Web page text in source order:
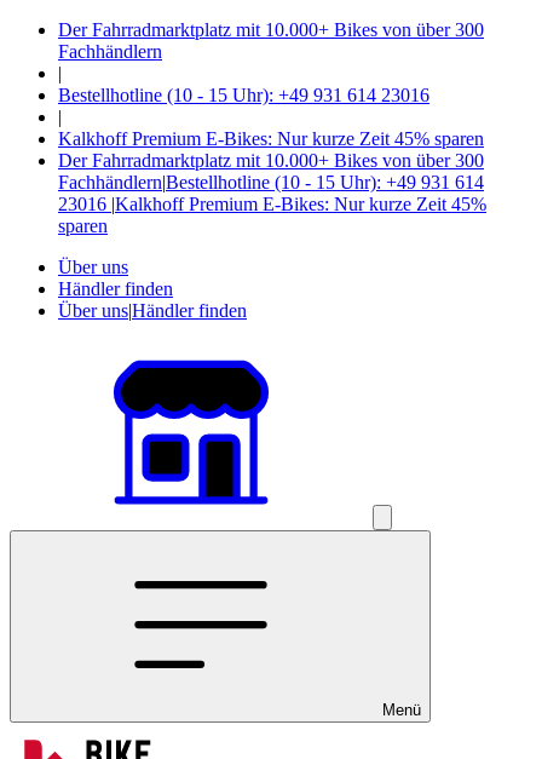
Der Fahrradmarktplatz mit 10.000+ Bikes von über 300
Fachhändlern
|
Bestellhotline (10 - 15 Uhr): +49 931 614 23016
|
Kalkhoff Premium E-Bikes: Nur kurze Zeit 45% sparen
Der Fahrradmarktplatz mit 10.000+ Bikes von über 300
Fachhändlern|Bestellhotline (10 - 15 Uhr): +49 931 614
23016 |Kalkhoff Premium E-Bikes: Nur kurze Zeit 45%
sparen
Über uns
Händler finden
Über uns|Händler finden
Menü